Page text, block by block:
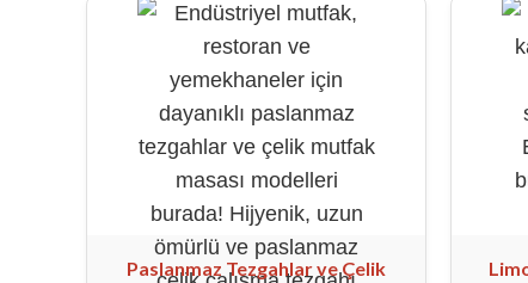
Paslanmaz Tezgahlar ve Çelik